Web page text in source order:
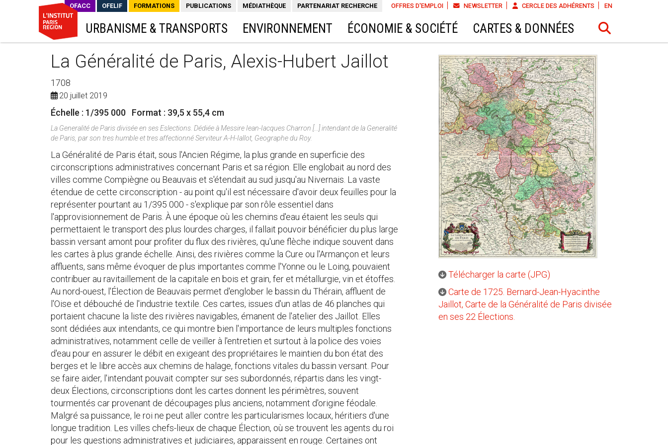
OFFRES D'EMPLOI NEWSLETTER CERCLE DES ADHÉRENTS EN
OFACC OFELIF FORMATIONS PUBLICATIONS MÉDIATHÈQUE PARTENARIAT RECHERCHE
URBANISME & TRANSPORTS ENVIRONNEMENT ÉCONOMIE & SOCIÉTÉ CARTES & DONNÉES
La Généralité de Paris, Alexis-Hubert Jaillot
1708
20 juillet 2019
Échelle : 1/395 000 Format : 39,5 x 55,4 cm
La Generalité de Paris divisée en ses Eslections. Dédiée à Messire Iean-Iacques Charron [...] intendant de la Generalité
de Paris, par son tres humble et tres affectionné Serviteur A-H-Iallot, Geographe du Roy.
La Généralité de Paris était, sous l'Ancien Régime, la plus grande en superficie des
circonscriptions administratives concernant Paris et sa région. Elle englobait au nord des
villes comme Compiègne ou Beauvais et s'étendait au sud jusqu'au Nivernais. La vaste
étendue de cette circonscription - au point qu'il est nécessaire d'avoir deux feuilles pour la
représenter pourtant au 1/395 000 - s'explique par son rôle essentiel dans
l'approvisionnement de Paris. À une époque où les chemins d'eau étaient les seuls qui
permettaient le transport des plus lourdes charges, il fallait pouvoir bénéficier du plus large
bassin versant amont pour profiter du flux des rivières, qu'une flèche indique souvent dans
les cartes à plus grande échelle. Ainsi, des rivières comme la Cure ou l'Armançon et leurs
affluents, sans même évoquer de plus importantes comme l'Yonne ou le Loing, pouvaient
contribuer au ravitaillement de la capitale en bois et grain, fer et métallurgie, vin et étoffes.
Au nord-ouest, l'Élection de Beauvais permet d'englober le bassin du Thérain, affluent de
l'Oise et débouché de l'industrie textile. Ces cartes, issues d'un atlas de 46 planches qui
portaient chacune la liste des rivières navigables, émanent de l'atelier des Jaillot. Elles
sont dédiées aux intendants, ce qui montre bien l'importance de leurs multiples fonctions
administratives, notamment celle de veiller à l'entretien et surtout à la police des voies
d'eau pour en assurer le débit en exigeant des propriétaires le maintien du bon état des
berges et le libre accès aux chemins de halage, fonctions vitales du bassin versant. Pour
se faire aider, l'intendant pouvait compter sur ses subordonnés, répartis dans les vingt-
deux Élections, circonscriptions dont les cartes donnent les périmètres, souvent
tourmentés car provenant de découpages plus anciens, notamment d'origine féodale.
Malgré sa puissance, le roi ne peut aller contre les particularismes locaux, héritiers d'une
longue tradition. Les villes chefs-lieux de chaque Élection, où se trouvent les agents du roi
pour les questions administratives et judiciaires, apparaissent en rouge. Certaines ont
Télécharger la carte (JPG)
Carte de 1725. Bernard-Jean-Hyacinthe
Jaillot, Carte de la Généralité de Paris divisée
en ses 22 Élections.